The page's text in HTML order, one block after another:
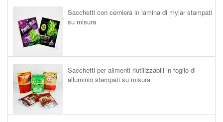
Sacchetti con cerniera in lamina di mylar stampati
su misura
Sacchetti per alimenti riutilizzabili in foglio di
alluminio stampati su misura